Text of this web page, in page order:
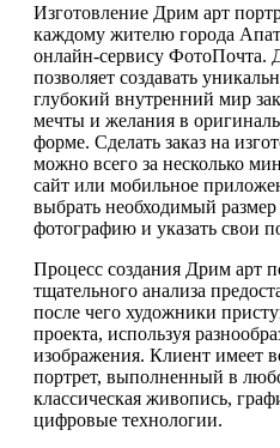
Изготовление Дрим арт
каждому жителю города
онлайн-сервису ФотоПочта.
позволяет создавать
глубокий внутренний мир
мечты и желания в
форме. Сделать заказ на
можно всего за несколько
сайт или мобильное
выбрать необходимый размер
фотографию и указать свои
Процесс создания Дрим арт
тщательного анализа
после чего художники
проекта, используя
изображения. Клиент имеет
портрет, выполненный в
классическая живопись,
цифровые технологии.